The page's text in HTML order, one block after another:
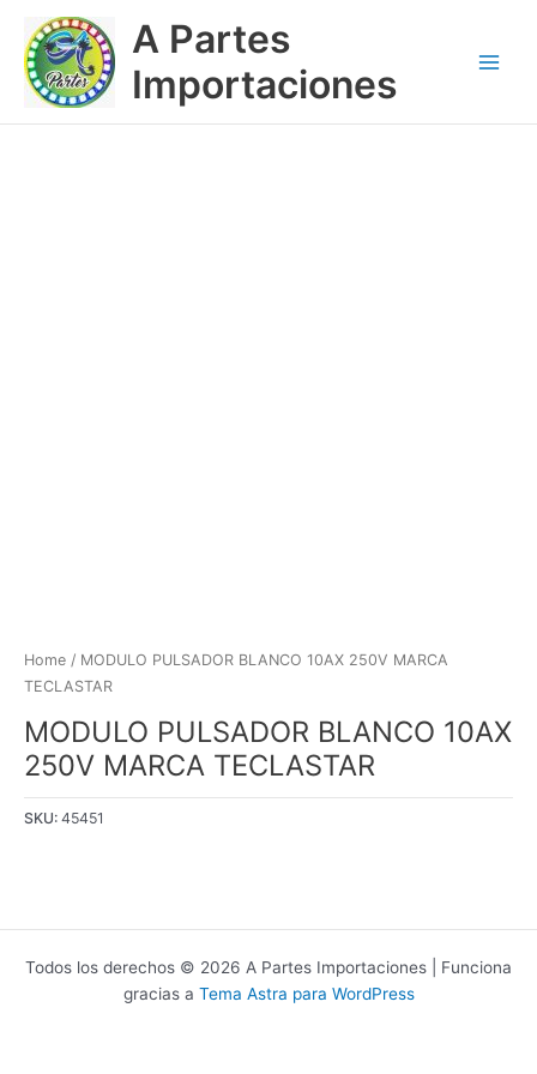
contenido
A Partes
Importaciones
Menu
Home / MODULO PULSADOR BLANCO 10AX 250V MARCA
TECLASTAR
MODULO PULSADOR BLANCO 10AX
250V MARCA TECLASTAR
SKU: 45451
Todos los derechos © 2026 A Partes Importaciones | Funciona
gracias a Tema Astra para WordPress